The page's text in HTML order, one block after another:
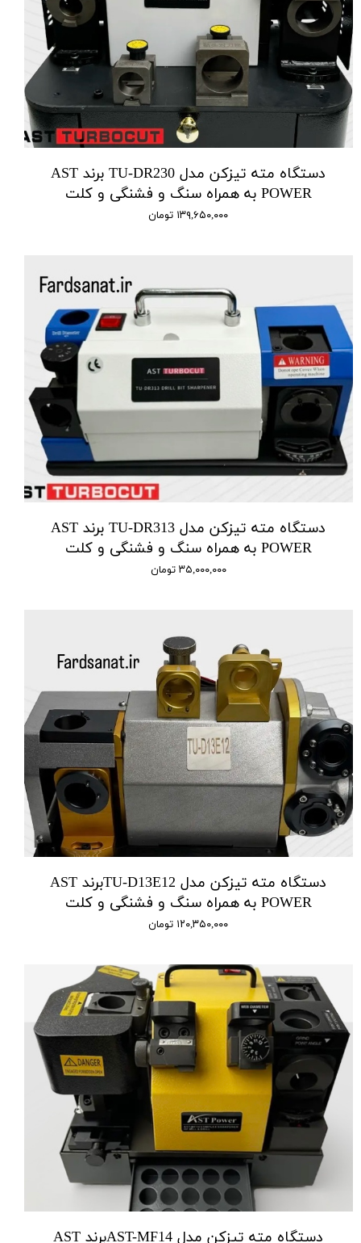
دستگاه مته تیزکن مدل TU-DR230 برند AST
POWER به همراه سنگ و فشنگی و کلت
۱۳۹,۶۵۰,۰۰۰ تومان
دستگاه مته تیزکن مدل TU-DR313 برند AST
POWER به همراه سنگ و فشنگی و کلت
۳۵,۰۰۰,۰۰۰ تومان
دستگاه مته تیزکن مدل TU-D13E12برند AST
POWER به همراه سنگ و فشنگی و کلت
۱۲۰,۳۵۰,۰۰۰ تومان
دستگاه مته تیزکن مدل AST-MF14برند AST